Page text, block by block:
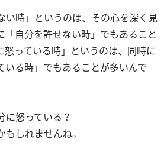
い時」というのは、その心を深く見
「自分を許せない時」でもあること
怒っている時」というのは、同時に
いる時」でもあることが多いんで
に怒っている？
しれませんね。